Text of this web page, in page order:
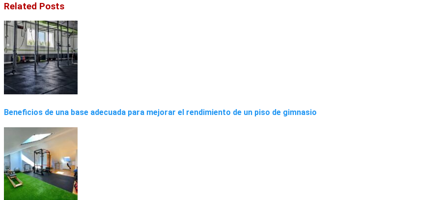
Related Posts
Beneficios de una base adecuada para mejorar el rendimiento de un piso de gimnasio